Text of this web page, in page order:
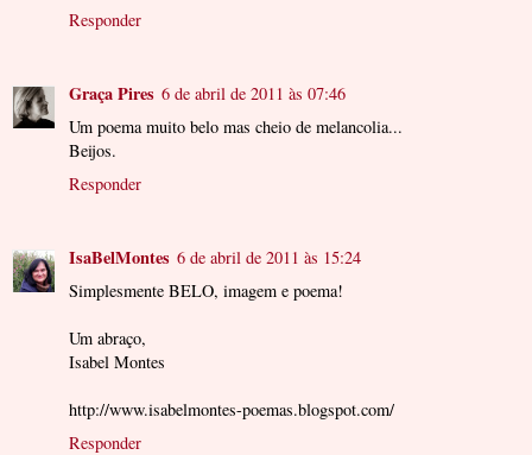
Responder
Graça Pires 6 de abril de 2011 às 07:46
Um poema muito belo mas cheio de melancolia...
Beijos.
Responder
IsaBelMontes 6 de abril de 2011 às 15:24
Simplesmente BELO, imagem e poema!
Um abraço,
Isabel Montes
http://www.isabelmontes-poemas.blogspot.com/
Responder